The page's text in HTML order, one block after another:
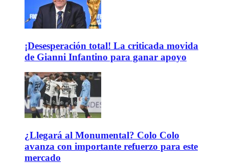
¡Desesperación total! La criticada movida
de Gianni Infantino para ganar apoyo
¿Llegará al Monumental? Colo Colo
avanza con importante refuerzo para este
mercado